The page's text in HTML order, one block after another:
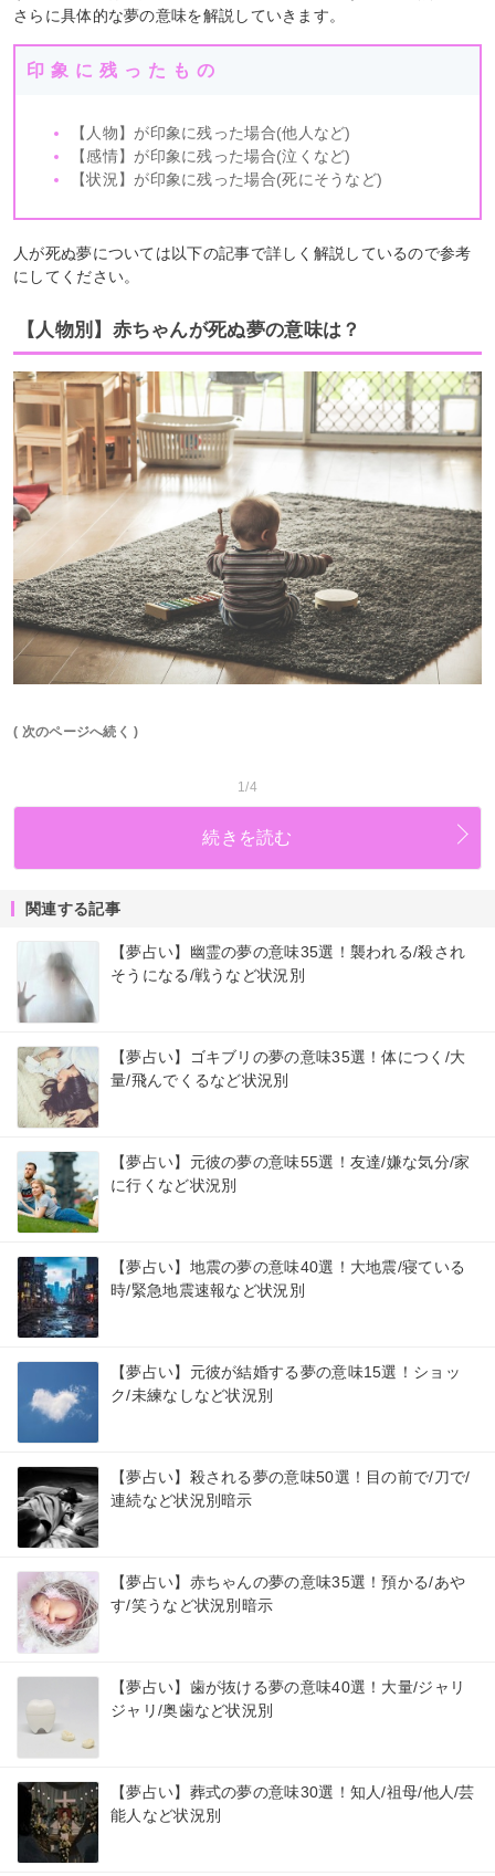
さらに具体的な夢の意味を解説していきます。
印象に残ったもの
【人物】が印象に残った場合(他人など)
【感情】が印象に残った場合(泣くなど)
【状況】が印象に残った場合(死にそうなど)
人が死ぬ夢については以下の記事で詳しく解説しているので参考
にしてください。
【人物別】赤ちゃんが死ぬ夢の意味は？
( 次のページへ続く )
1/4
続きを読む
関連する記事
【夢占い】幽霊の夢の意味35選！襲われる/殺され
そうになる/戦うなど状況別
【夢占い】ゴキブリの夢の意味35選！体につく/大
量/飛んでくるなど状況別
【夢占い】元彼の夢の意味55選！友達/嫌な気分/家
に行くなど状況別
【夢占い】地震の夢の意味40選！大地震/寝ている
時/緊急地震速報など状況別
【夢占い】元彼が結婚する夢の意味15選！ショッ
ク/未練なしなど状況別
【夢占い】殺される夢の意味50選！目の前で/刀で/
連続など状況別暗示
【夢占い】赤ちゃんの夢の意味35選！預かる/あや
す/笑うなど状況別暗示
【夢占い】歯が抜ける夢の意味40選！大量/ジャリ
ジャリ/奥歯など状況別
【夢占い】葬式の夢の意味30選！知人/祖母/他人/芸
能人など状況別